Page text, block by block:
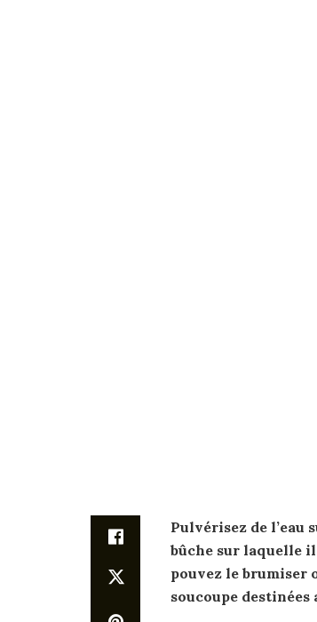
Pulvérisez de l’eau
bûche sur laquelle
pouvez le brumiser
soucoupe destinées